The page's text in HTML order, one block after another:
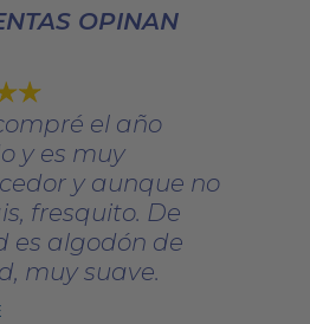
elegir
producto
OPINAN
el año
y es muy
y aunque no
fresquito. De
es algodón de
muy suave.